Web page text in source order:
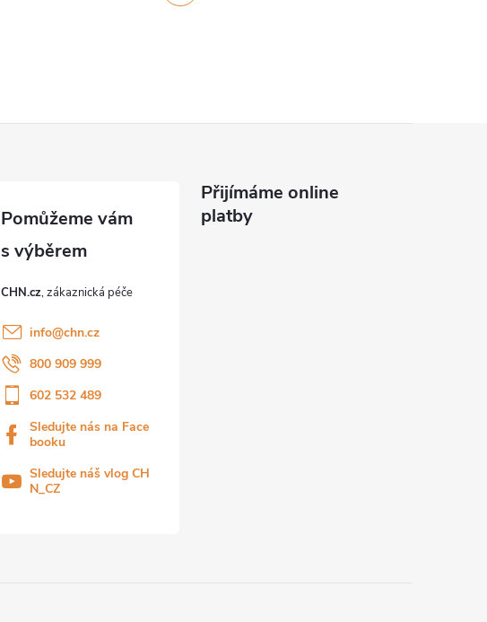
CHN.cz
info@chn.cz
800 909 999
602 532 489
Sledujte nás na Face
booku
Sledujte náš vlog CH
N_CZ
Přijímáme online
platby